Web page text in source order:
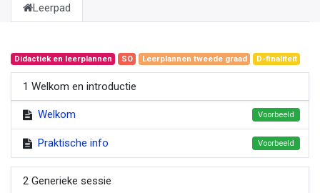
Leerpad
Didactiek en leerplannen SO Leerplannen tweede graad D-finaliteit
1 Welkom en introductie
Welkom Voorbeeld
Praktische info Voorbeeld
2 Generieke sessie